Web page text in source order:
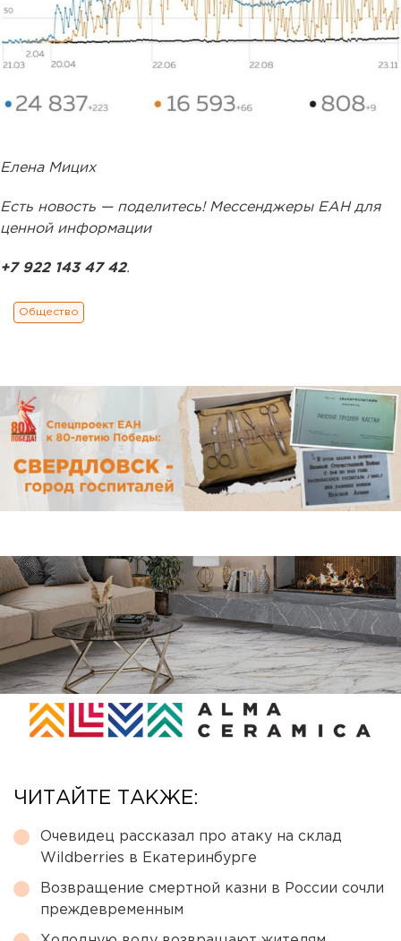
Елена Мицих
Есть новость — поделитесь! Мессенджеры ЕАН для
ценной информации
+7 922 143 47 42.
Общество
ЧИТАЙТЕ ТАКЖЕ:
Очевидец рассказал про атаку на склад
Wildberries в Екатеринбурге
Возвращение смертной казни в России сочли
преждевременным